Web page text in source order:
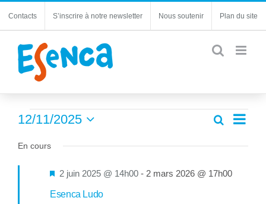
Contacts S’inscrire à notre newsletter Nous soutenir Plan du site
Évènements
for
12
novembre
de
Recherche
vues
Jour
12/11/2025
une
En cours
Esenca Ludo
Mis
2 juin 2025 @ 14h00 - 2 mars 2026 @ 17h00